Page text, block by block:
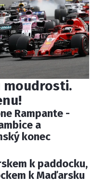
moudrosti.
Rampante -
a
konec
k paddocku,
k Maďarsku